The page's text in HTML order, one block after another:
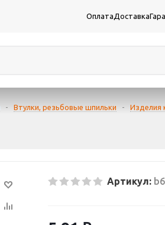
ОплатаДоставка
- Втулки, резьбовые шпильки - Изделия
Артикул: